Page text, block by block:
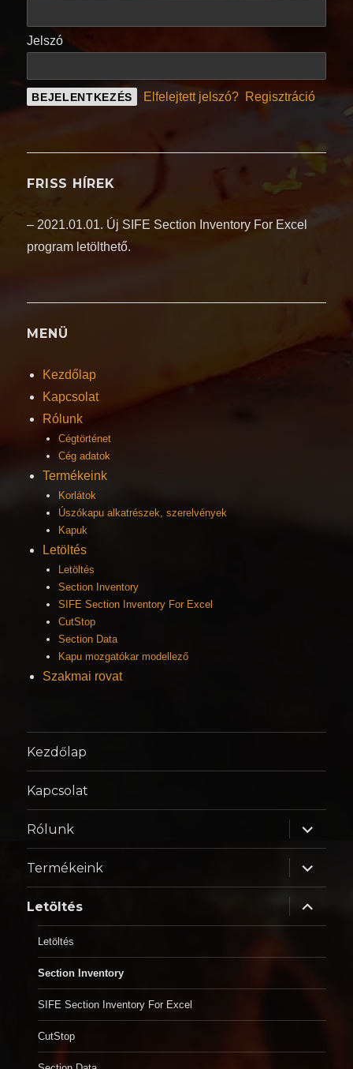
Jelszó
Elfelejtett jelszó? Regisztráció
FRISS HÍREK
– 2021.01.01. Új SIFE Section Inventory For Excel
program letölthető.
MENÜ
Kezdőlap
Kapcsolat
Rólunk
Cégtörténet
Cég adatok
Termékeink
Korlátok
Úszókapu alkatrészek, szerelvények
Kapuk
Letöltés
Letöltés
Section Inventory
SIFE Section Inventory For Excel
CutStop
Section Data
Kapu mozgatókar modellező
Szakmai rovat
Kezdőlap
Kapcsolat
Rólunk
almenü
Termékeink
almenü
Letöltés
almenü
Letöltés
Section Inventory
SIFE Section Inventory For Excel
CutStop